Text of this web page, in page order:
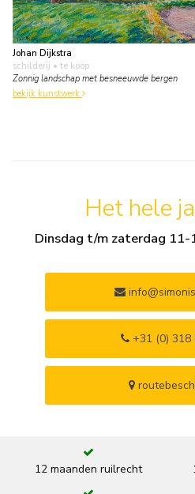
Johan Dijkstra
schilderij • te koop
Zonnig landschap met besneeuwde bergen
bekijk kunstwerk
Het hele
Dinsdag t/m zaterdag 11-
+31 (0) 318
12 maanden ruilrecht